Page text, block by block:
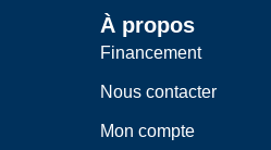
À propos
Financement
Nous contacter
Mon compte